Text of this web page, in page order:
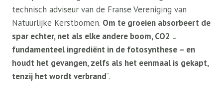
technisch adviseur van de Franse Vereniging van
Natuurlijke Kerstbomen. Om te groeien absorbeert de
spar echter, net als elke andere boom, CO2 –
fundamenteel ingrediënt in de fotosynthese – en
houdt het gevangen, zelfs als het eenmaal is gekapt,
tenzij het wordt verbrand“.